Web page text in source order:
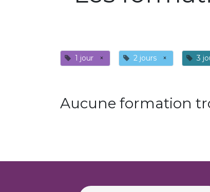
1 jour × 2 jours × 3
Aucune formation